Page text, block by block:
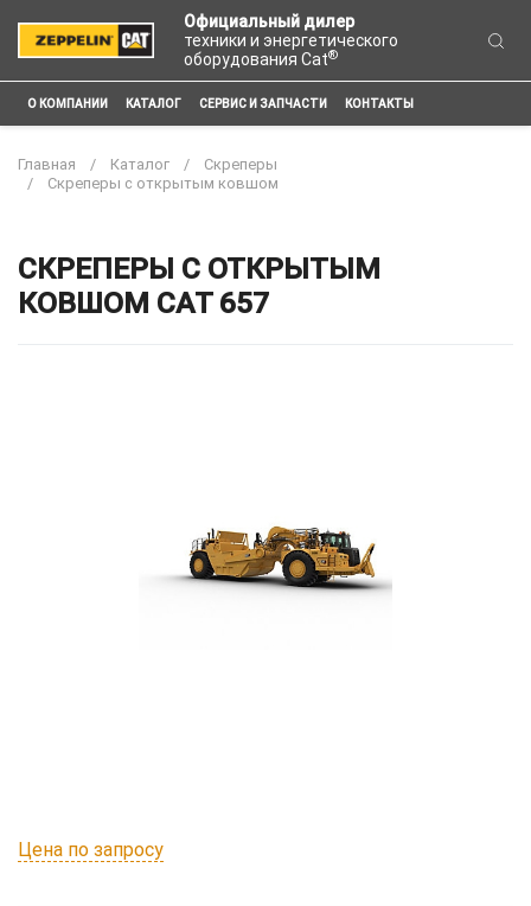
Официальный дилер
техники и энергетического
оборудования Cat®
О КОМПАНИИ КАТАЛОГ СЕРВИС И ЗАПЧАСТИ КОНТАКТЫ
Главная Каталог
Скреперы
Скреперы с открытым ковшом
СКРЕПЕРЫ С ОТКРЫТЫМ
КОВШОМ CAT 657
Цена по запросу